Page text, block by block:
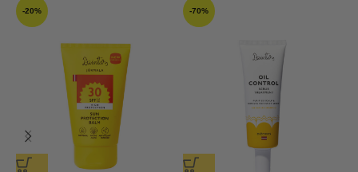
-20% -70%